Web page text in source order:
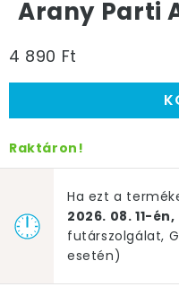
Arany Parti
4 890 Ft
Raktáron!
Ha ezt a
2026. 08. 11-
futárszolgálat,
esetén)